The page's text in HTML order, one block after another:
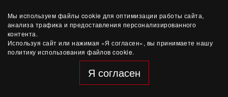
Мы используем файлы cookie для оптимизации работы сайта,
анализа трафика и предоставления персонализированного
контента.
Используя сайт или нажимая «Я согласен», вы принимаете нашу
политику использования файлов cookie.
Я согласен